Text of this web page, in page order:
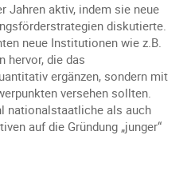
Jahren aktiv, indem sie neue
diskutierte.
neue Institutionen wie z.B.
hervor, die das
ergänzen, sondern mit
versehen sollten.
nationalstaatliche als auch
auf die Gründung „junger“